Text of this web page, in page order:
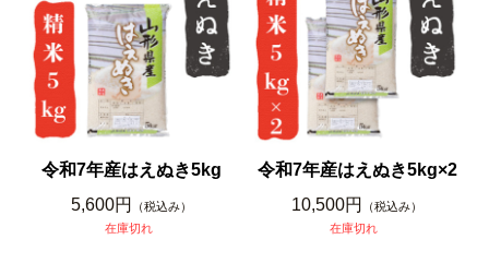
令和7年産はえぬき5kg
5,600円
（税込み）
在庫切れ
令和7年産はえぬき5kg×2
10,500円
（税込み）
在庫切れ